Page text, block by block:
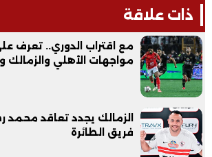
ذات علاقة
مع اقتراب الدوري.. تعرف
مواجهات الأهلي والزمالك
الزمالك يجدد تعاقد محمد
فريق الطائرة